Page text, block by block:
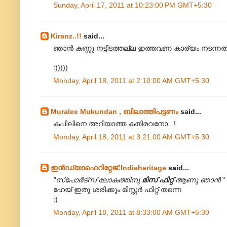
Sunday, April 17, 2011 at 10:23:00 PM GMT+5:30
Kiranz..!! said...
ഞാൻ കണ്ണു നട്ടിടത്തല്ല ഇത്തവണ കാര്യം
:)))))
Monday, April 18, 2011 at 2:10:00 AM GMT+5:30
Muralee Mukundan , ബിലാത്തിപട്ടണംsaid...
കപിലിനെ അറിയാത്ത കതിരവനോ...!
Monday, April 18, 2011 at 3:21:00 AM GMT+5:30
ഇന്‍ഡ്യാഹെറിറ്റേജ്‌:Indiaheritage said...
"സ്പോർട്സ് ലോകത്തിനു മിസ് ഫിറ്റ്ആണു ഞാൻ"
ഹേയ്‌ ഇതു ശരിക്കും മിസ്റ്റര്‍ ഫിറ്റ്‌ തന്നെ
:)
Monday, April 18, 2011 at 8:33:00 AM GMT+5:30